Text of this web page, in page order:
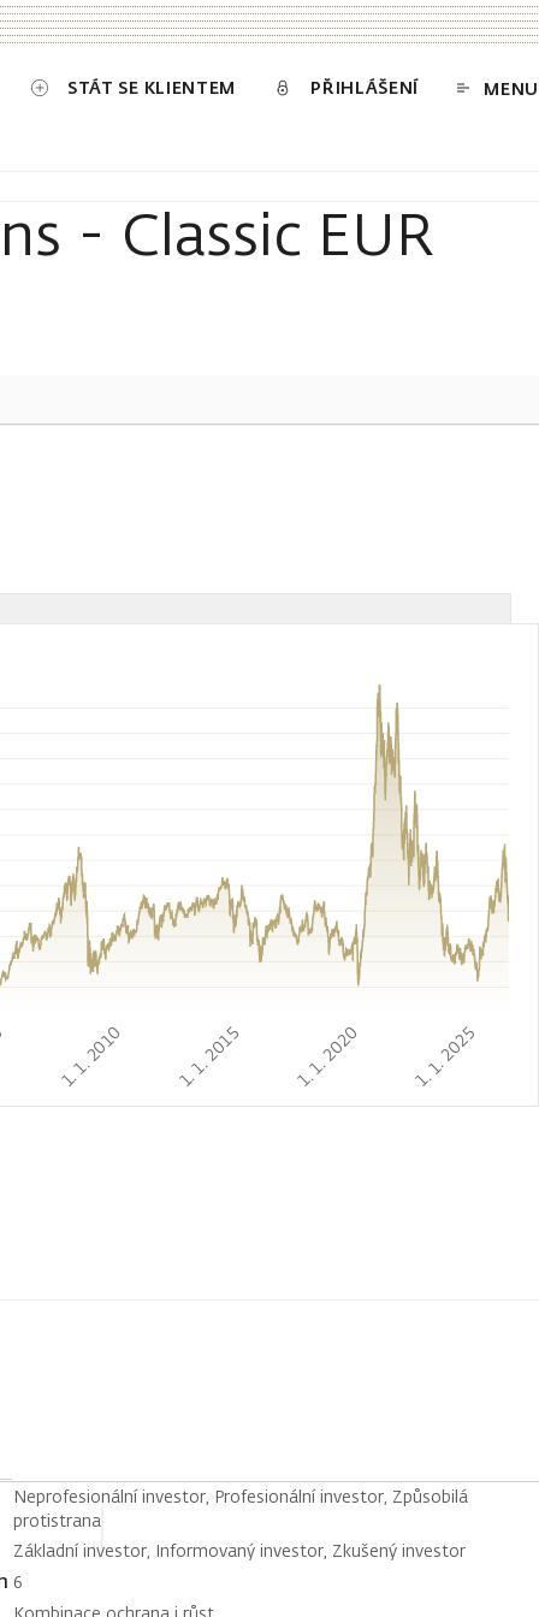
STÁT SE KLIENTEM PŘIHLÁŠENÍ MENU
- Classic EUR
1. 1. 2010 1. 1. 2015 1. 1. 2020 1. 1. 2025
Neprofesionální investor, Profesionální investor, Způsobilá
protistrana
Základní investor, Informovaný investor, Zkušený investor
6